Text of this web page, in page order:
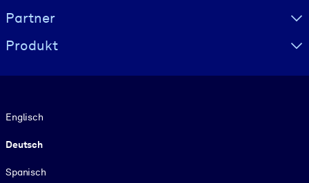
Partner
Produkt
Englisch
Deutsch
Spanisch